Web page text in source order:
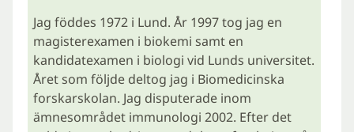
Jag föddes 1972 i Lund. År 1997 tog jag en
magisterexamen i biokemi samt en
kandidatexamen i biologi vid Lunds universitet.
Året som följde deltog jag i Biomedicinska
forskarskolan. Jag disputerade inom
ämnesområdet immunologi 2002. Efter det